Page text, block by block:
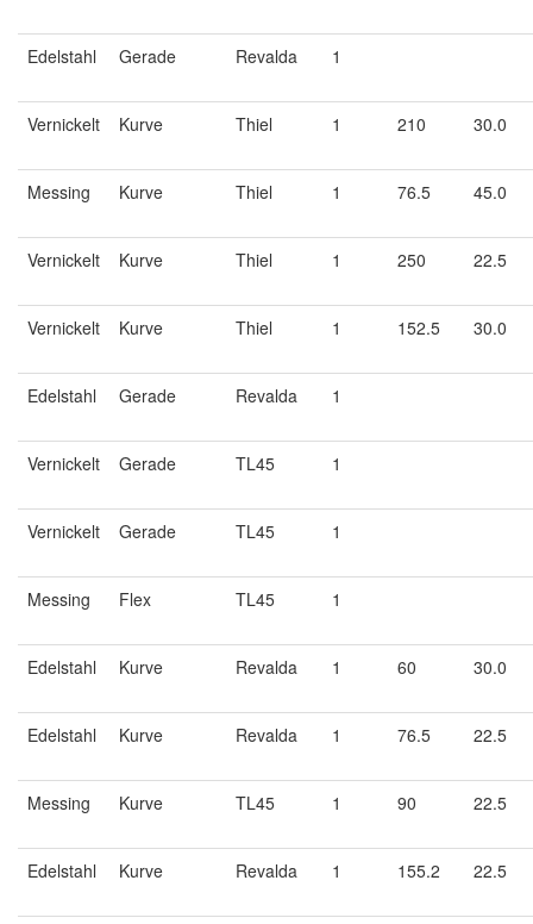
Edelstahl Gerade Revalda 1
Vernickelt Kurve Thiel 1 210 30.0
Messing Kurve Thiel 1 76.5 45.0
Vernickelt Kurve Thiel 1 250 22.5
Vernickelt Kurve Thiel 1 152.5 30.0
Edelstahl Gerade Revalda 1
Vernickelt Gerade TL45 1
Vernickelt Gerade TL45 1
Messing Flex TL45 1
Edelstahl Kurve Revalda 1 60 30.0
Edelstahl Kurve Revalda 1 76.5 22.5
Messing Kurve TL45 1 90 22.5
Edelstahl Kurve Revalda 1 155.2 22.5